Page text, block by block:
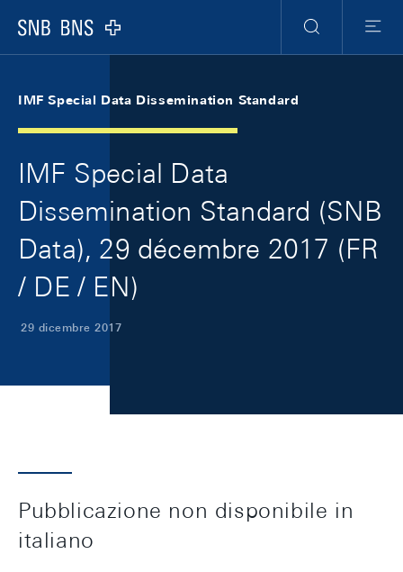
Logo
Ricerca
Menu
IMF Special Data Dissemination Standard
IMF Special Data
Dissemination Standard (SNB
Data), 29 décembre 2017 (FR
/ DE / EN)
29 dicembre 2017
Pubblicazione non disponibile in
italiano